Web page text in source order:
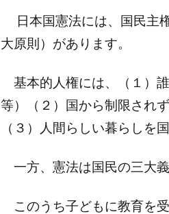
日本国憲法には、国民主
大原則）があります。
基本的人権には、（１）
等）（２）国から制限され
（３）人間らしい暮らしを
一方、憲法は国民の三大義
このうち子どもに教育を